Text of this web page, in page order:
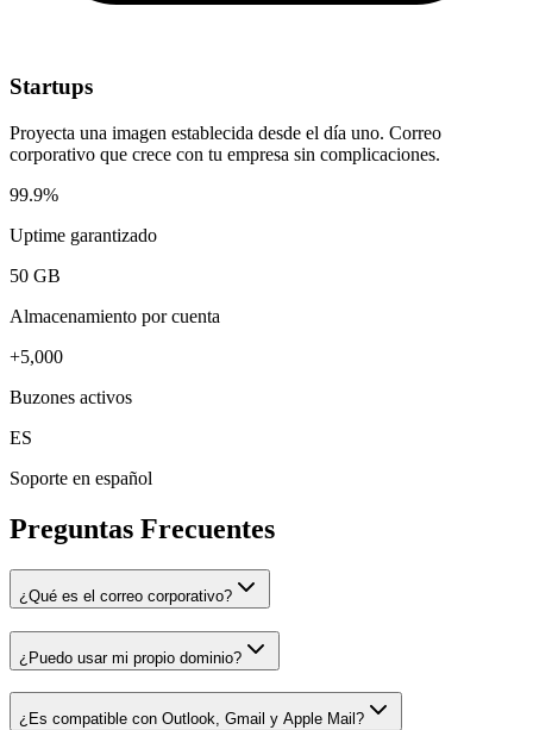
Startups
Proyecta una imagen establecida desde el día uno. Correo
corporativo que crece con tu empresa sin complicaciones.
99.9%
Uptime garantizado
50 GB
Almacenamiento por cuenta
+5,000
Buzones activos
ES
Soporte en español
Preguntas Frecuentes
¿Qué es el correo corporativo?
¿Puedo usar mi propio dominio?
¿Es compatible con Outlook, Gmail y Apple Mail?